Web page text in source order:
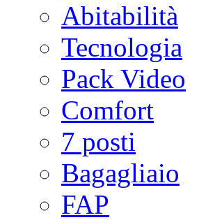
Abitabilità
Tecnologia
Pack Video
Comfort
7 posti
Bagagliaio
FAP